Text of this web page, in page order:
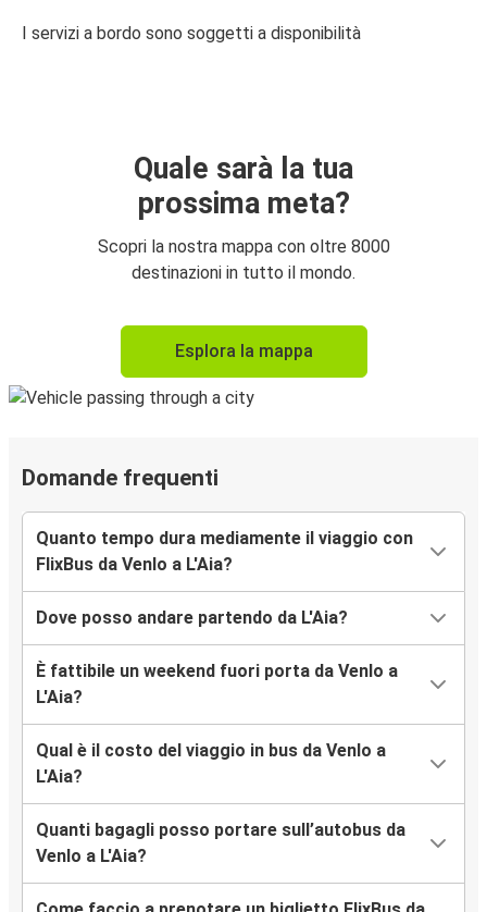
I servizi a bordo sono soggetti a disponibilità
Quale sarà la tua
prossima meta?
Scopri la nostra mappa con oltre 8000
destinazioni in tutto il mondo.
Esplora la mappa
Domande frequenti
Quanto tempo dura mediamente il viaggio con
FlixBus da Venlo a L'Aia?
Dove posso andare partendo da L'Aia?
È fattibile un weekend fuori porta da Venlo a
L'Aia?
Qual è il costo del viaggio in bus da Venlo a
L'Aia?
Quanti bagagli posso portare sull’autobus da
Venlo a L'Aia?